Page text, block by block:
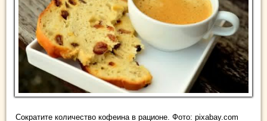
Сократите количество кофеина в рационе. Фото: pixabay.com